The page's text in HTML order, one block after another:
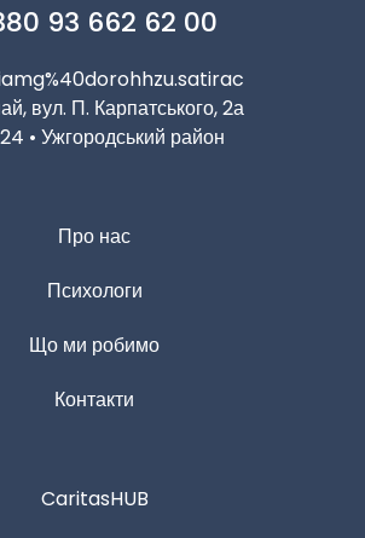
93 662 62 00
вул. П. Карпатського, 2а
• Ужгородський район
Про нас
Психологи
Що ми робимо
Контакти
CaritasHUB